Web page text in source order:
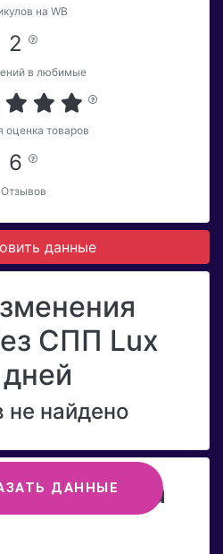
на WB
2
в любимые
оценка товаров
6
Отзывов
данные
СПП Lux
ДАННЫЕ
не найдено
бренда